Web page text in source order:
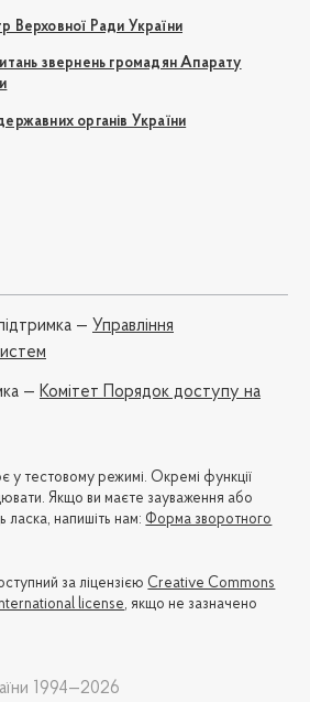
Верховної Ради України
звернень громадян Апарату
органів України
— Управління
— Комітет Порядок доступу на
у тестовому режимі. Окремі функції
Якщо ви маєте зауваження або
ласка, напишіть нам: Форма зворотного
за ліцензією Creative Commons
license, якщо не зазначено
1994—2026